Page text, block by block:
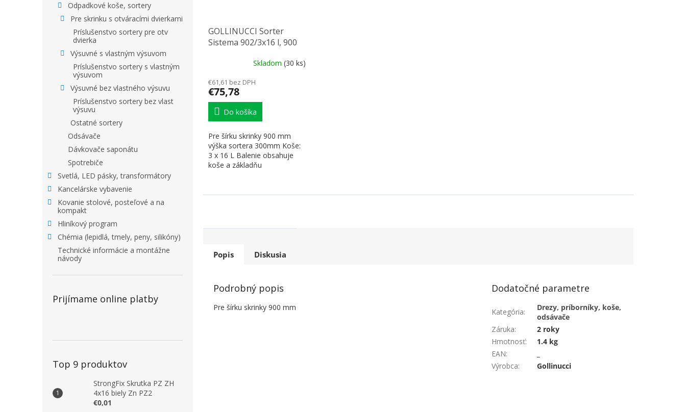
Odpadkové koše, sortery
Pre skrinku s otváracími dvierkami
Príslušenstvo sortery pre otv
dvierka
Výsuvné s vlastným výsuvom
Príslušenstvo sortery s vlastným
výsuvom
Výsuvné bez vlastného výsuvu
Príslušenstvo sortery bez vlast
výsuvu
Ostatné sortery
Odsávače
Dávkovače saponátu
Spotrebiče
Svetlá, LED pásky, transformátory
Kancelárske vybavenie
Kovanie stolové, posteľové a na
kompakt
Hliníkový program
Chémia (lepidlá, tmely, peny, silikóny)
Technické informácie a montážne
návody
Prijímame online platby
Top 9 produktov
StrongFix Skrutka PZ ZH
4x16 biely Zn PZ2
€0,01
GOLLINUCCI Sorter
Sistema 902/3x16 l, 900
Skladom (30 ks)
€61,61 bez DPH
€75,78
Do košíka
Pre šírku skrinky 900 mm
výška sortera 300mm Koše:
3 x 16 L Balenie obsahuje
koše a základňu
Popis Diskusia
Podrobný popis
Pre šírku skrinky 900 mm
Dodatočné parametre
Kategória:
Drezy, príborníky, koše,
odsávače
Záruka:
2 roky
Hmotnosť:
1.4 kg
EAN:
Výrobca: Gollinucci